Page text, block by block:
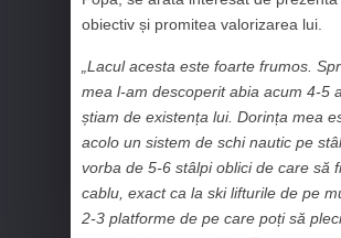
obiectiv și promitea valorizarea lui.
„Lacul acesta este foarte frumos.
mea l-am descoperit abia acum 4-5
știam de existența lui. Dorința mea
acolo un sistem de schi nautic pe
vorba de 5-6 stâlpi oblici de care să
cablu, exact ca la ski lifturile de pe
2-3 platforme de pe care poți să